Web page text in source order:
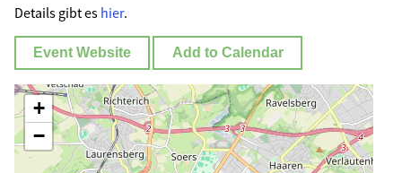
Details gibt es hier.
Event Website Add to Calendar
+
−